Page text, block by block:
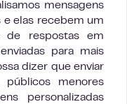
mensagens
e elas recebem um
de respostas em
para mais
dizer que enviar
públicos menores
personalizadas